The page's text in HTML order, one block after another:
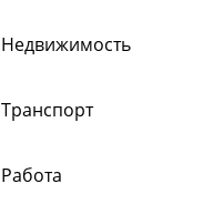
Недвижимость
Транспорт
Работа